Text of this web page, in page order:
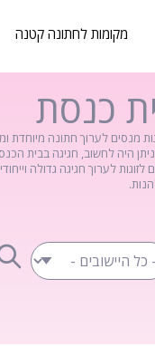
מקומות לחתונה קטנה
כנסת
מנסים לערוך חתונה מיוחדת
היה לחשוב, חגיגה בבית
לזוגות לערוך חגיגה גדולה